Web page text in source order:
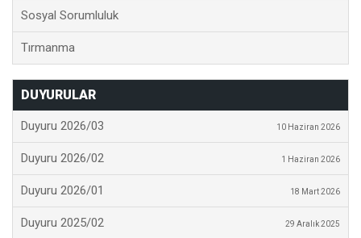
Sosyal Sorumluluk
Tırmanma
DUYURULAR
Duyuru 2026/03 10 Haziran 2026
Duyuru 2026/02 1 Haziran 2026
Duyuru 2026/01 18 Mart 2026
Duyuru 2025/02 29 Aralık 2025